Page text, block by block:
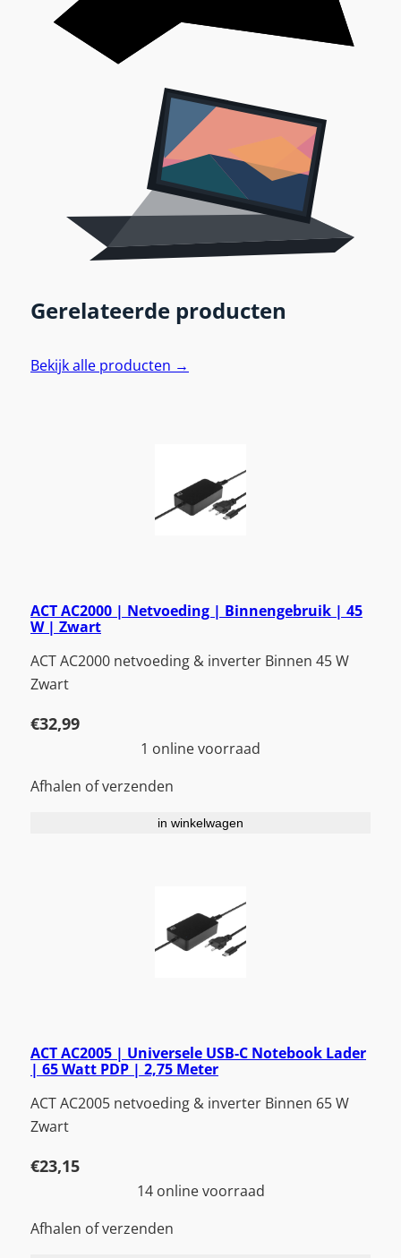
Gerelateerde producten
Bekijk alle producten →
ACT AC2000 | Netvoeding | Binnengebruik | 45
W | Zwart
ACT AC2000 netvoeding & inverter Binnen 45 W
Zwart
€32,99
1 online voorraad
Afhalen of verzenden
in winkelwagen
ACT AC2005 | Universele USB-C Notebook Lader
| 65 Watt PDP | 2,75 Meter
ACT AC2005 netvoeding & inverter Binnen 65 W
Zwart
€23,15
14 online voorraad
Afhalen of verzenden